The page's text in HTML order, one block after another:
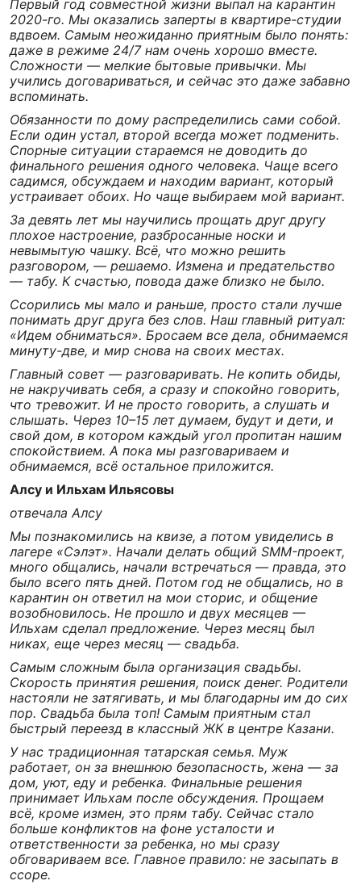
Первый год совместной жизни выпал на карантин
2020-го. Мы оказались заперты в квартире-студии
вдвоем. Самым неожиданно приятным было понять:
даже в режиме 24/7 нам очень хорошо вместе.
Сложности — мелкие бытовые привычки. Мы
учились договариваться, и сейчас это даже забавно
вспоминать.
Обязанности по дому распределились сами собой.
Если один устал, второй всегда может подменить.
Спорные ситуации стараемся не доводить до
финального решения одного человека. Чаще всего
садимся, обсуждаем и находим вариант, который
устраивает обоих. Но чаще выбираем мой вариант.
За девять лет мы научились прощать друг другу
плохое настроение, разбросанные носки и
невымытую чашку. Всё, что можно решить
разговором, — решаемо. Измена и предательство
— табу. К счастью, повода даже близко не было.
Ссорились мы мало и раньше, просто стали лучше
понимать друг друга без слов. Наш главный ритуал:
«Идем обниматься». Бросаем все дела, обнимаемся
минуту-две, и мир снова на своих местах.
Главный совет — разговаривать. Не копить обиды,
не накручивать себя, а сразу и спокойно говорить,
что тревожит. И не просто говорить, а слушать и
слышать. Через 10–15 лет думаем, будут и дети, и
свой дом, в котором каждый угол пропитан нашим
спокойствием. А пока мы разговариваем и
обнимаемся, всё остальное приложится.
Алсу и Ильхам Ильясовы
отвечала Алсу
Мы познакомились на квизе, а потом увиделись в
лагере «Сэлэт». Начали делать общий SMM-проект,
много общались, начали встречаться — правда, это
было всего пять дней. Потом год не общались, но в
карантин он ответил на мои сторис, и общение
возобновилось. Не прошло и двух месяцев —
Ильхам сделал предложение. Через месяц был
никах, еще через месяц — свадьба.
Самым сложным была организация свадьбы.
Скорость принятия решения, поиск денег. Родители
настояли не затягивать, и мы благодарны им до сих
пор. Свадьба была топ! Самым приятным стал
быстрый переезд в классный ЖК в центре Казани.
У нас традиционная татарская семья. Муж
работает, он за внешнюю безопасность, жена — за
дом, уют, еду и ребенка. Финальные решения
принимает Ильхам после обсуждения. Прощаем
всё, кроме измен, это прям табу. Сейчас стало
больше конфликтов на фоне усталости и
ответственности за ребенка, но мы сразу
обговариваем все. Главное правило: не засыпать в
ссоре.